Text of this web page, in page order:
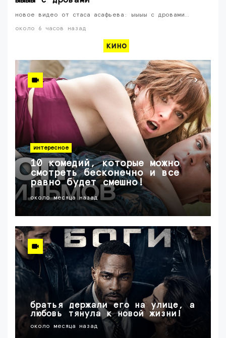
новое видео от стаса асафьева: ыыыы с дровами…
около 6 часов назад
кино
интересное
10 комедий, которые можно
смотреть бесконечно и все
равно будет смешно!
около месяца назад
братья держали его на улице, а
любовь тянула к новой жизни!
около месяца назад